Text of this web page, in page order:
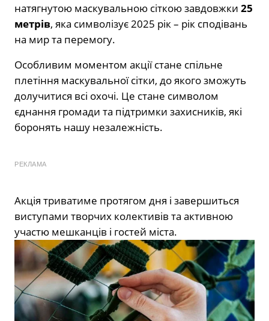
натягнутою маскувальною сіткою завдовжки 25
метрів, яка символізує 2025 рік – рік сподівань
на мир та перемогу.
Особливим моментом акції стане спільне
плетіння маскувальної сітки, до якого зможуть
долучитися всі охочі. Це стане символом
єднання громади та підтримки захисників, які
боронять нашу незалежність.
РЕКЛАМА
Акція триватиме протягом дня і завершиться
виступами творчих колективів та активною
участю мешканців і гостей міста.